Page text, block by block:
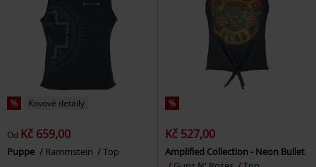
% Kovové detaily
Od Kč 659,00
Puppe Rammstein Top
%
Kč 527,00
Amplified Collection - Neon Bullet